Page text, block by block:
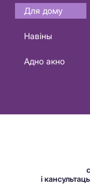
Основная
навигация
Для дому
Навіны
Адно акно
і